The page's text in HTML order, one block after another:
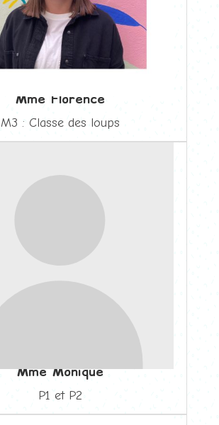
Mme Florence
M3 : Classe des loups
Mme Monique
P1 et P2